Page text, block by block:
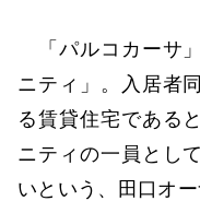
「パルコカーサ
ニティ」。入居者
る賃貸住宅である
ニティの一員とし
いという、田口オ